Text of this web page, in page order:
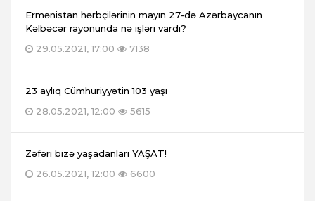
Ermənistan hərbçilərinin mayın 27-də Azərbaycanın
Kəlbəcər rayonunda nə işləri vardı?
29.05.2021, 17:00
7138
23 aylıq Cümhuriyyətin 103 yaşı
28.05.2021, 12:00
5615
Zəfəri bizə yaşadanları YAŞAT!
26.05.2021, 12:00
6600